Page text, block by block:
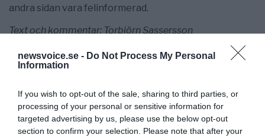
newsvoice.se - Do Not Process My Personal
Information
If you wish to opt-out of the sale, sharing to third parties, or
processing of your personal or sensitive information for
targeted advertising by us, please use the below opt-out
section to confirm your selection. Please note that after your
andra sidan vara felinformerad.
Text och kommentar: Torbjörn Sassersson